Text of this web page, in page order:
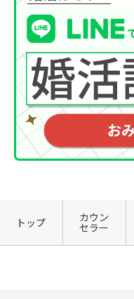
トップ カウン
セラー